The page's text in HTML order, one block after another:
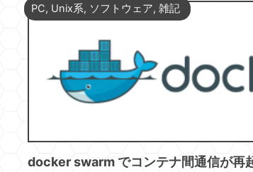
PC, Unix系, ソフトウェア, 雑記
docker swarm でコンテナ間通信が再